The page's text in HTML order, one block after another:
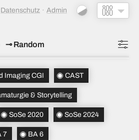
Random
Datenschutz Admin
(4)
(2)
(↝ zufällig)
Imaging CGI CAST
& Storytelling
SoSe 2020 SoSe 2024
7 BA 6